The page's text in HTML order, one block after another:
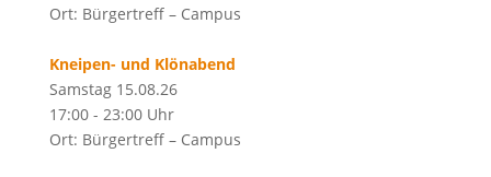
Ort: Bürgertreff – Campus
Kneipen- und Klönabend
Samstag 15.08.26
17:00 - 23:00 Uhr
Ort: Bürgertreff – Campus